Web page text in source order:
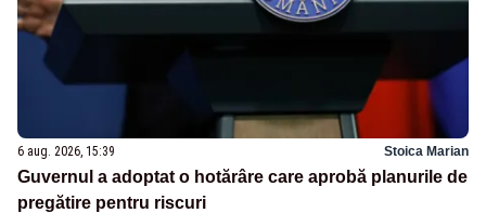
6 aug. 2026, 15:39 Stoica Marian
Guvernul a adoptat o hotărâre care aprobă planurile de
pregătire pentru riscuri